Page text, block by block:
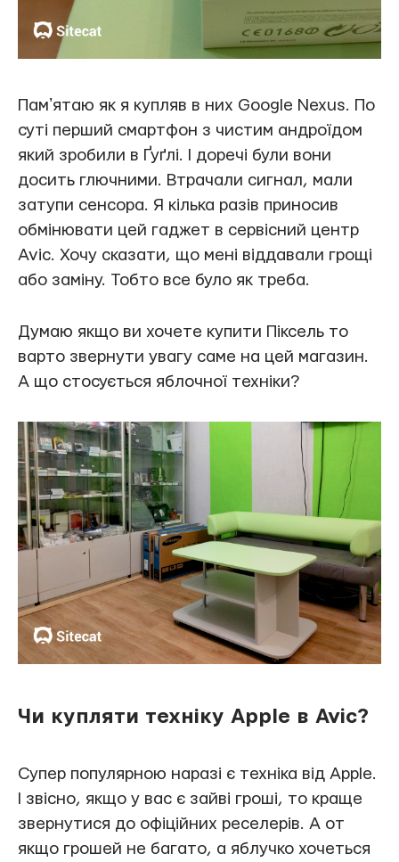
Памʼятаю як я купляв в них Google Nexus. По
суті перший смартфон з чистим андроїдом
який зробили в Ґуґлі. І доречі були вони
досить глючними. Втрачали сигнал, мали
затупи сенсора. Я кілька разів приносив
обмінювати цей гаджет в сервісний центр
Avic. Хочу сказати, що мені віддавали грощі
або заміну. Тобто все було як треба.
Думаю якщо ви хочете купити Піксель то
варто звернути увагу саме на цей магазин.
А що стосується яблочної техніки?
Чи купляти техніку Apple в Avic?
Супер популярною наразі є техніка від Apple.
І звісно, якщо у вас є зайві гроші, то краще
звернутися до офіційних реселерів. А от
якщо грошей не багато, а яблучко хочеться